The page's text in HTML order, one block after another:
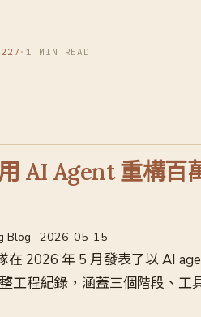
· 1 MIN READ
AI Agent 重構百
Blog · 2026-05-15
在 2026 年 5 月發表了以 AI
工程紀錄，涵蓋三個階段、工